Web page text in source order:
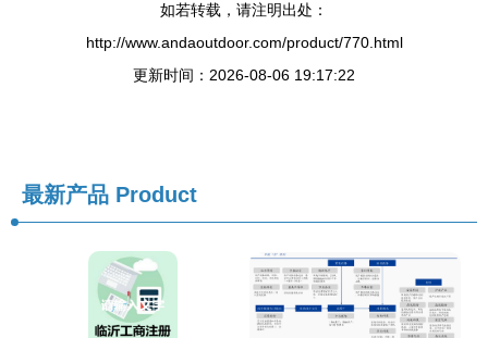
如若转载，请注明出处：
http://www.andaoutdoor.com/product/770.html
更新时间：2026-08-06 19:17:22
最新产品 Product